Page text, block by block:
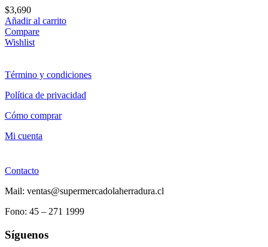
$3,690
Añadir al carrito
Compare
Wishlist
Término y condiciones
Política de privacidad
Cómo comprar
Mi cuenta
Contacto
Mail: ventas@supermercadolaherradura.cl
Fono: 45 – 271 1999
Síguenos